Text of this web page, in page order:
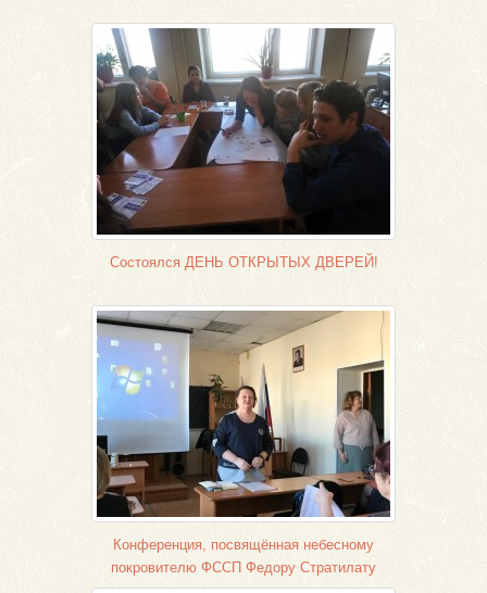
Состоялся ДЕНЬ ОТКРЫТЫХ ДВЕРЕЙ!
Конференция, посвящённая небесному
покровителю ФССП Федору Стратилату